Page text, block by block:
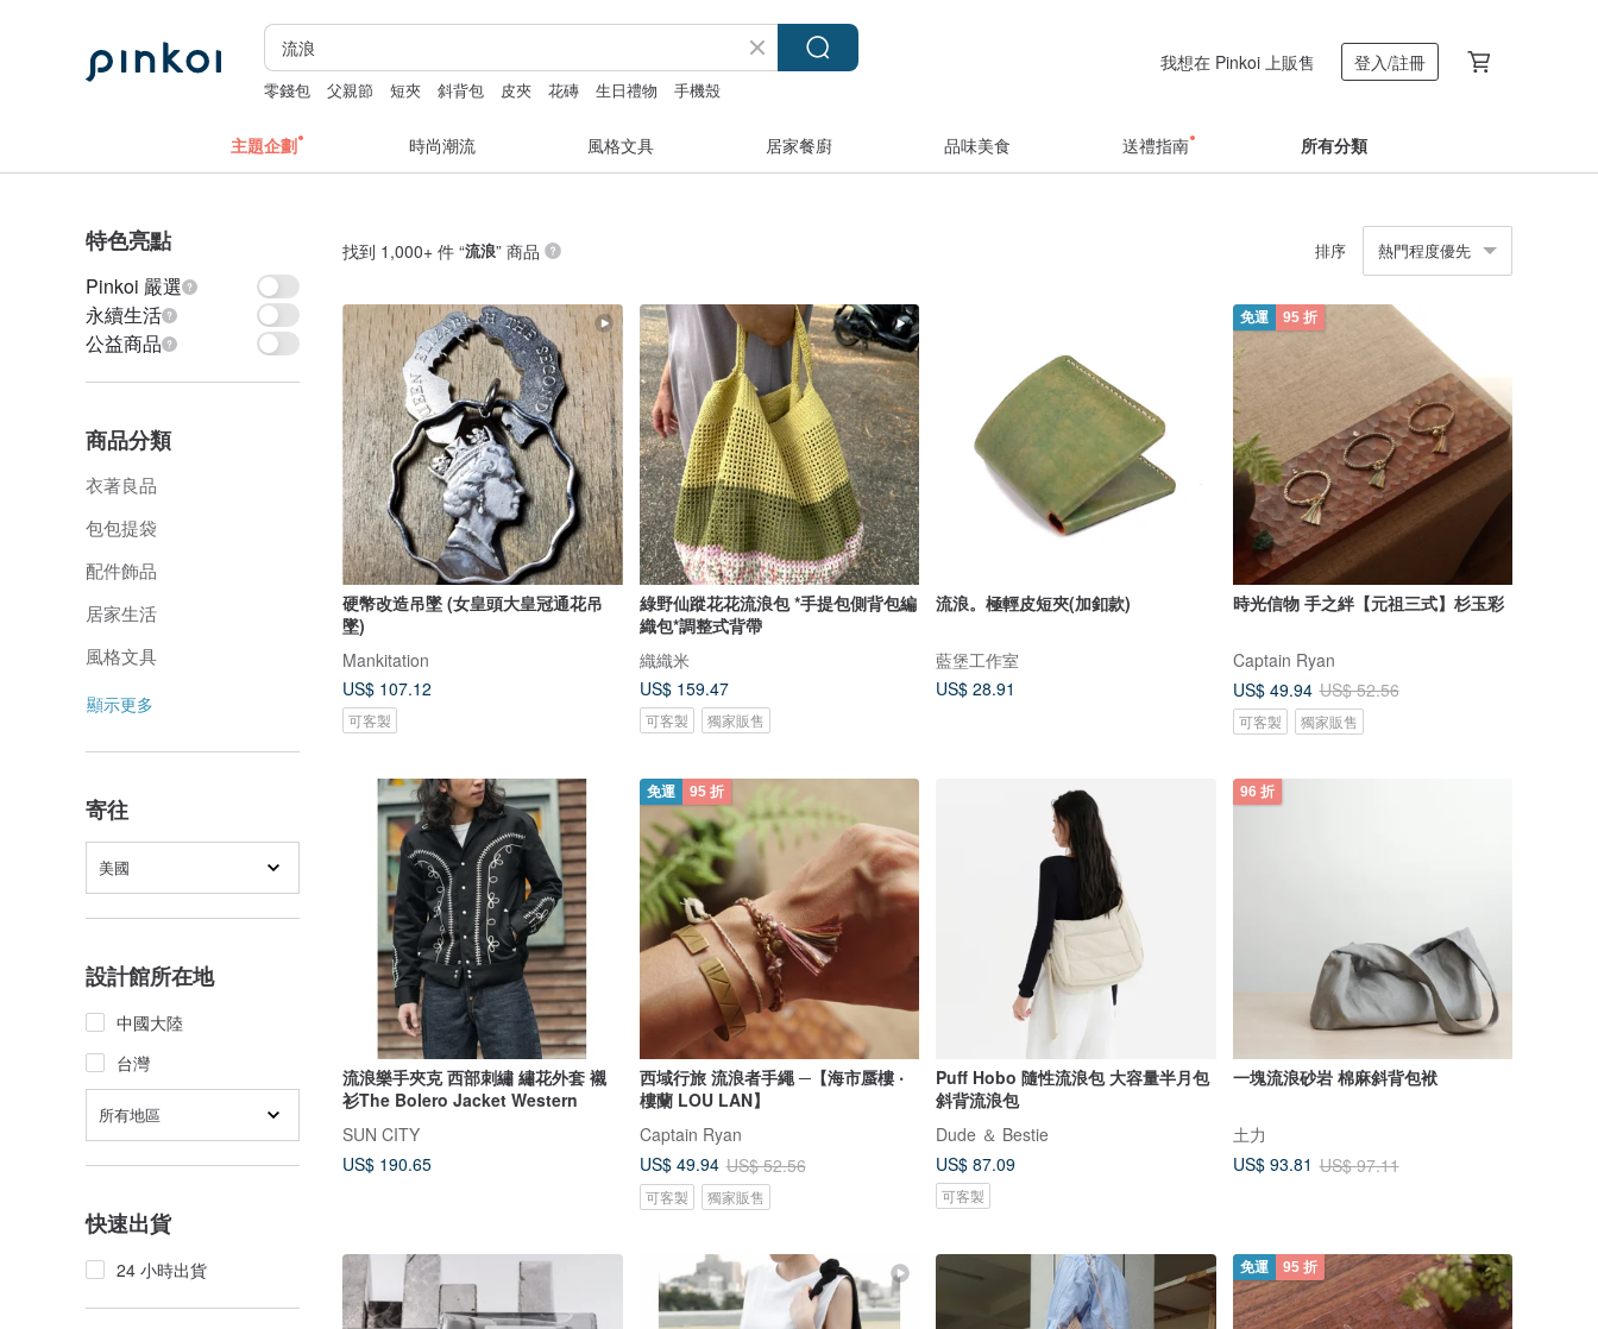
零錢包 父親節 短夾 斜背包 皮夾 花磚 生日禮物 手機殼
我想在 Pinkoi 上販售 登入/註冊
主題企劃 時尚潮流 風格文具 居家餐廚 品味美食 送禮指南 所有分類
特色亮點
Pinkoi 嚴選
永續生活
公益商品
商品分類
衣著良品
包包提袋
配件飾品
居家生活
風格文具
顯示更多
寄往
美國
設計館所在地
中國大陸
台灣
所有地區
快速出貨
24 小時出貨
找到 1,000+ 件 “流浪” 商品 排序 熱門程度優先
硬幣改造吊墜 (女皇頭大皇冠通花吊
墜)
Mankitation
US$ 107.12
可客製
綠野仙蹤花花流浪包 *手提包側背包編
織包*調整式背帶
織織米
US$ 159.47
可客製 獨家販售
流浪。極輕皮短夾(加釦款)
藍堡工作室
US$ 28.91
免運 95 折
時光信物 手之絆【元祖三式】杉玉彩
Captain Ryan
US$ 49.94 US$ 52.56
可客製 獨家販售
流浪樂手夾克 西部刺繡 繡花外套 襯
衫The Bolero Jacket Western
SUN CITY
US$ 190.65
免運 95 折
西域行旅 流浪者手繩 ─【海市蜃樓 ‧
樓蘭 LOU LAN】
Captain Ryan
US$ 49.94 US$ 52.56
可客製 獨家販售
Puff Hobo 隨性流浪包 大容量半月包
斜背流浪包
Dude ＆ Bestie
US$ 87.09
可客製
96 折
一塊流浪砂岩 棉麻斜背包袱
土力
US$ 93.81 US$ 97.11
免運 95 折